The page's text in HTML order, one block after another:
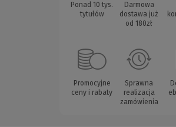
Ponad 10 tys.
tytułów
Darmowa
dostawa już
od 180zł
Promocyjne
ceny i rabaty
Sprawna
realizacja
zamówienia